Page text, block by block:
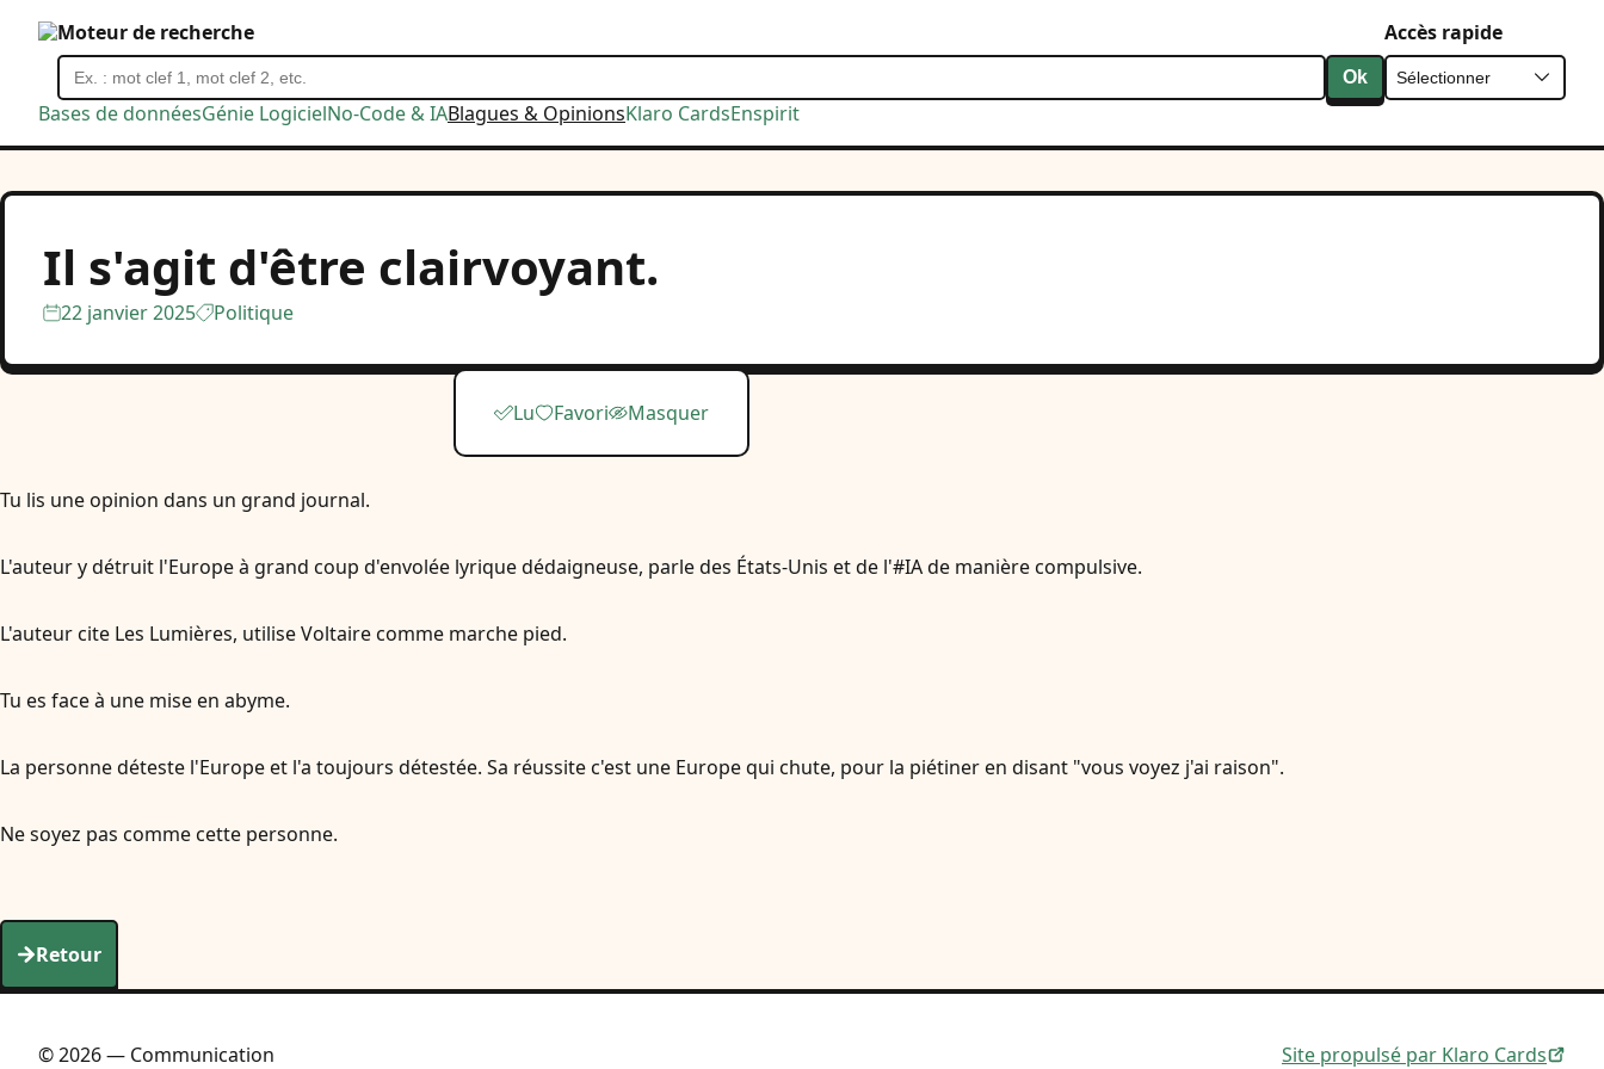
Bases de donnéesGénie LogicielNo-Code & IABlagues & OpinionsKlaro CardsEnspirit
Moteur de recherche
Ok
Accès rapide
Il s'agit d'être clairvoyant.
22 janvier 2025 Politique
Lu Favori Masquer
Tu lis une opinion dans un grand journal.
L'auteur y détruit l'Europe à grand coup d'envolée lyrique dédaigneuse, parle des États-Unis et de l'#IA de manière compulsive.
L'auteur cite Les Lumières, utilise Voltaire comme marche pied.
Tu es face à une mise en abyme.
La personne déteste l'Europe et l'a toujours détestée. Sa réussite c'est une Europe qui chute, pour la piétiner en disant "vous voyez j'ai raison".
Ne soyez pas comme cette personne.
Retour
© 2026 — Communication Site propulsé par Klaro Cards